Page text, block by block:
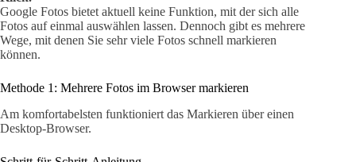
Google Fotos bietet aktuell keine Funktion, mit der sich alle
Fotos auf einmal auswählen lassen. Dennoch gibt es mehrere
Wege, mit denen Sie sehr viele Fotos schnell markieren
können.
Methode 1: Mehrere Fotos im Browser markieren
Am komfortabelsten funktioniert das Markieren über einen
Desktop-Browser.